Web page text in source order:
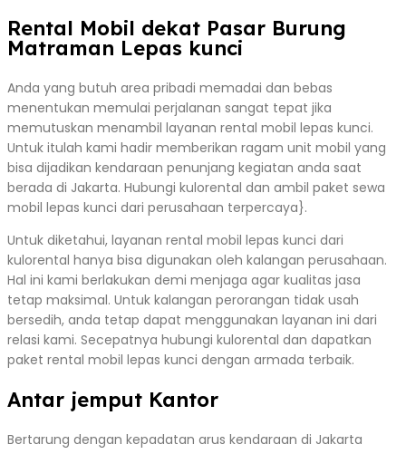
Rental Mobil dekat Pasar Burung
Matraman Lepas kunci
Anda yang butuh area pribadi memadai dan bebas
menentukan memulai perjalanan sangat tepat jika
memutuskan menambil layanan rental mobil lepas kunci.
Untuk itulah kami hadir memberikan ragam unit mobil yang
bisa dijadikan kendaraan penunjang kegiatan anda saat
berada di Jakarta. Hubungi kulorental dan ambil paket sewa
mobil lepas kunci dari perusahaan terpercaya}.
Untuk diketahui, layanan rental mobil lepas kunci dari
kulorental hanya bisa digunakan oleh kalangan perusahaan.
Hal ini kami berlakukan demi menjaga agar kualitas jasa
tetap maksimal. Untuk kalangan perorangan tidak usah
bersedih, anda tetap dapat menggunakan layanan ini dari
relasi kami. Secepatnya hubungi kulorental dan dapatkan
paket rental mobil lepas kunci dengan armada terbaik.
Antar jemput Kantor
Bertarung dengan kepadatan arus kendaraan di Jakarta